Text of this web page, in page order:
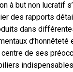
à but non lucratif
des rapports
dans
d’honnêteté
centre de ses